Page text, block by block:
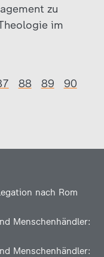
zu
im
88 89
90
nach Rom
Menschenhändler:
Menschenhändler: